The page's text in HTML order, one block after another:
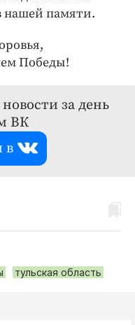
нашей памяти.
Победы!
за день
ВК
в
тульская область